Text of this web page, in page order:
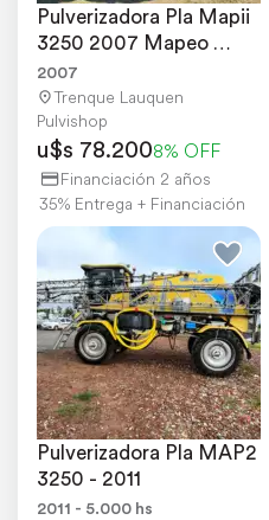
Pulverizadora Pla Mapii
3250 2007 Mapeo
Cortes Automatico
2007
Trenque Lauquen
Pulvishop
u$s 78.2008% OFF
Financiación 2 años
35% Entrega + Financiación
Pulverizadora Pla MAP2
3250 - 2011
2011 - 5.000 hs